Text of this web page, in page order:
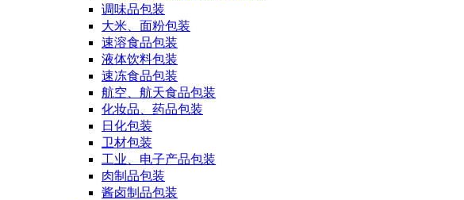
调味品包装
大米、面粉包装
速溶食品包装
液体饮料包装
速冻食品包装
航空、航天食品包装
化妆品、药品包装
日化包装
卫材包装
工业、电子产品包装
肉制品包装
酱卤制品包装